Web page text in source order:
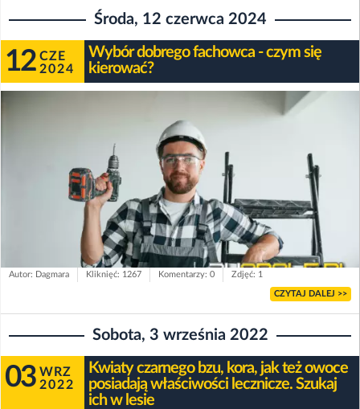
Środa, 12 czerwca 2024
12 CZE
2024
Wybór dobrego fachowca - czym się
kierować?
Autor: Dagmara Kliknięć: 1267 Komentarzy: 0 Zdjęć: 1
CZYTAJ DALEJ >>
Sobota, 3 września 2022
03 WRZ
2022
Kwiaty czarnego bzu, kora, jak też owoce
posiadają właściwości lecznicze. Szukaj
ich w lesie